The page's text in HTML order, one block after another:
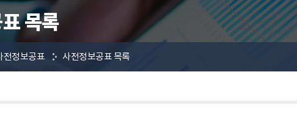
목록
전정보공표 사전정보공표 목록